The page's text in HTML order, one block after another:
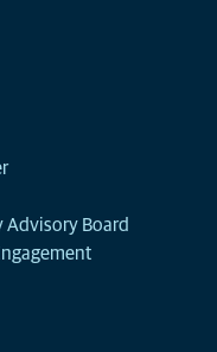
Advisory Board